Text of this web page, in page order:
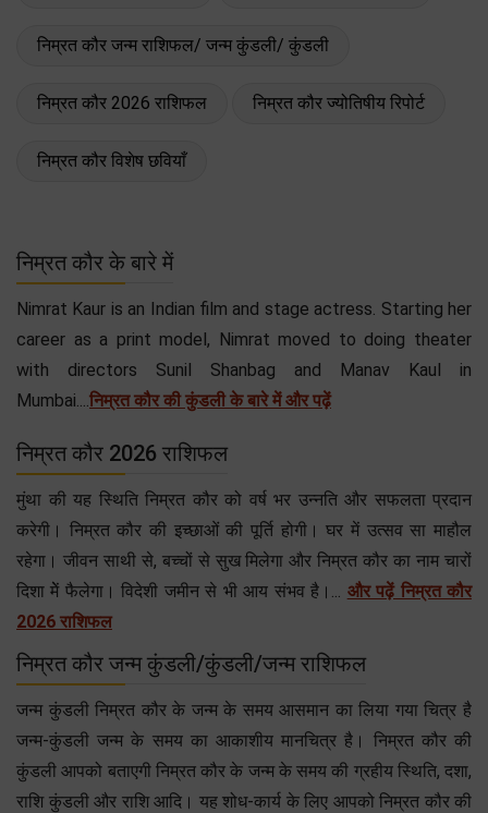
निम्रत कौर जन्म राशिफल/ जन्म कुंडली/ कुंडली
निम्रत कौर 2026 राशिफल निम्रत कौर ज्योतिषीय रिपोर्ट
निम्रत कौर विशेष छवियाँ
निम्रत कौर के बारे में
Nimrat Kaur is an Indian film and stage actress. Starting her
career as a print model, Nimrat moved to doing theater
with directors Sunil Shanbag and Manav Kaul in
Mumbai....निम्रत कौर की कुंडली के बारे में और पढ़ें
निम्रत कौर 2026 राशिफल
मुंथा की यह स्थिति निम्रत कौर को वर्ष भर उन्नति और सफलता प्रदान
करेगी। निम्रत कौर की इच्छाओं की पूर्ति होगी। घर में उत्सव सा माहौल
रहेगा। जीवन साथी से, बच्चों से सुख मिलेगा और निम्रत कौर का नाम चारों
दिशा मेें फैलेगा। विदेशी जमीन से भी आय संभव है।... और पढ़ें निम्रत कौर
2026 राशिफल
निम्रत कौर जन्म कुंडली/कुंडली/जन्म राशिफल
जन्म कुंडली निम्रत कौर के जन्म के समय आसमान का लिया गया चित्र है
जन्म-कुंडली जन्म के समय का आकाशीय मानचित्र है। निम्रत कौर की
कुंडली आपको बताएगी निम्रत कौर के जन्म के समय की ग्रहीय स्थिति, दशा,
राशि कुंडली और राशि आदि। यह शोध-कार्य के लिए आपको निम्रत कौर की